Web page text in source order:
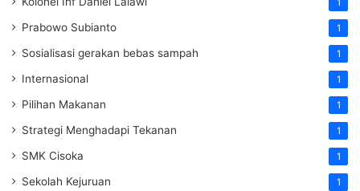
Prabowo Subianto 1
Sosialisasi gerakan bebas sampah 1
Internasional 1
Pilihan Makanan 1
Strategi Menghadapi Tekanan 1
SMK Cisoka 1
Sekolah Kejuruan 1